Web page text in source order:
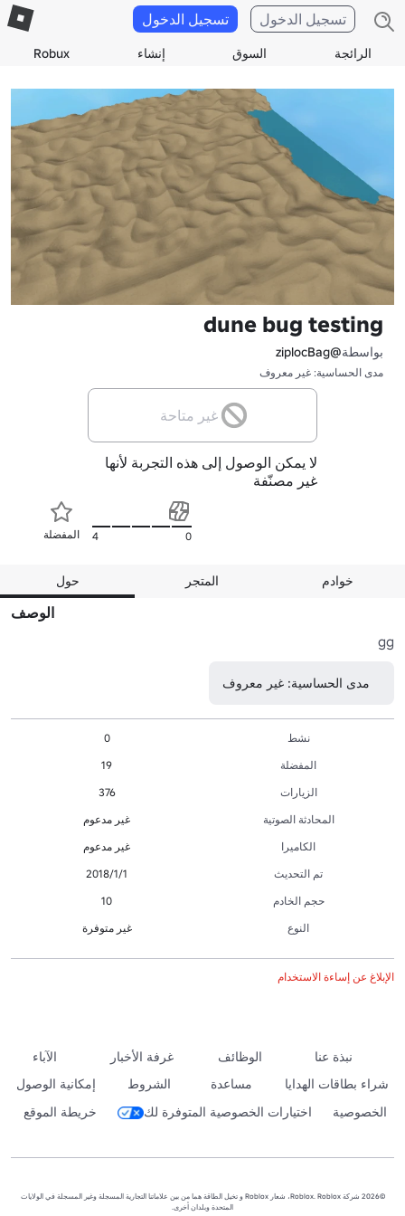
الرائجة السوق إنشاء Robux
تسجيل الدخول تسجيل الدخول
dune bug testing
بواسطة@ziplocBag
مدى الحساسية: غير معروف
غير متاحة
لا يمكن الوصول إلى هذه التجربة لأنها
غير مصنّفة
المفضلة 4 0
حول المتجر خوادم
الوصف
gg
مدى الحساسية: غير معروف
نشط
0
المفضلة
19
الزيارات
376
المحادثة الصوتية
غير مدعوم
الكاميرا
غير مدعوم
تم التحديث
1‏/1‏/2018
حجم الخادم
10
النوع
غير متوفرة
الإبلاغ عن إساءة الاستخدام
نبذة عنا الوظائف غرفة الأخبار
الآباء
شراء بطاقات الهدايا
مساعدة الشروط
إمكانية الوصول
الخصوصية
اختيارات الخصوصية المتوفرة لك خريطة الموقع
©2026 شركة Roblox. Roblox، شعار Roblox و تخيل الطاقة هما من بين علاماتنا التجارية المسجلة وغير المسجلة في الولايات
المتحدة وبلدان أخرى.